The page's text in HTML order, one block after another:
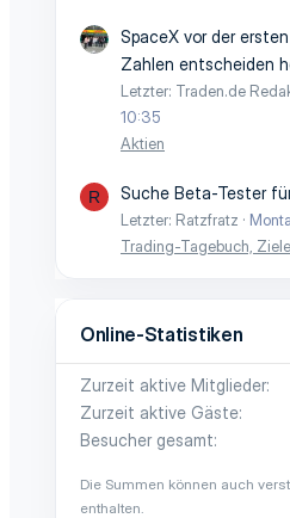
SpaceX vor der
Zahlen entscheiden
Letzter: Traden.de
10:35
Aktien
R Suche Beta-Tester
Letzter: Ratzfratz
Trading-Tagebuch,
Online-Statistiken
Zurzeit aktive Mitglieder
Zurzeit aktive Gäste
Besucher gesamt
Die Summen können auch
enthalten.